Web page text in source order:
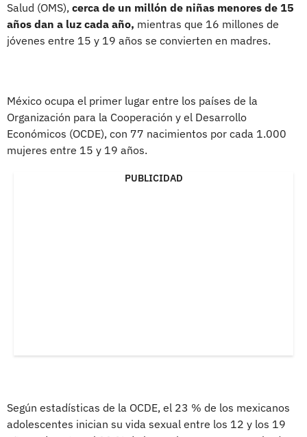
Salud (OMS), cerca de un millón de niñas menores de 15
años dan a luz cada año, mientras que 16 millones de
jóvenes entre 15 y 19 años se convierten en madres.
México ocupa el primer lugar entre los países de la
Organización para la Cooperación y el Desarrollo
Económicos (OCDE), con 77 nacimientos por cada 1.000
mujeres entre 15 y 19 años.
PUBLICIDAD
Según estadísticas de la OCDE, el 23 % de los mexicanos
adolescentes inician su vida sexual entre los 12 y los 19